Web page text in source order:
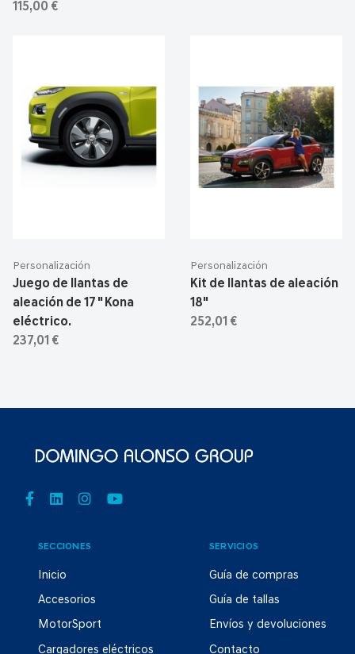
115,00 €
Personalización
Juego de llantas de
aleación de 17 " Kona
eléctrico.
237,01 €
Personalización
Kit de llantas de aleación
18"
252,01 €
SECCIONES
Inicio
Accesorios
MotorSport
Cargadores eléctricos
SERVICIOS
Guía de compras
Guía de tallas
Envíos y devoluciones
Contacto